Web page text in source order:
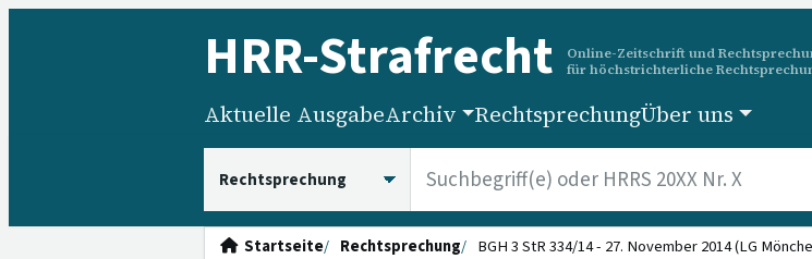
HRR-Strafrecht
Online-Zeitschrift und
für höchstrichterliche
Aktuelle AusgabeArchiv RechtsprechungÜber uns
Startseite Rechtsprechung BGH 3 StR 334/14 - 27. November 2014 (LG